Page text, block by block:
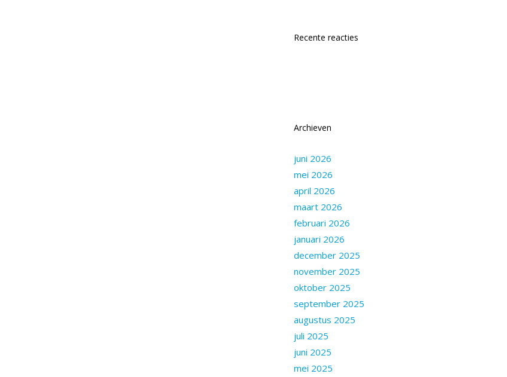
Recente reacties
Archieven
juni 2026
mei 2026
april 2026
maart 2026
februari 2026
januari 2026
december 2025
november 2025
oktober 2025
september 2025
augustus 2025
juli 2025
juni 2025
mei 2025